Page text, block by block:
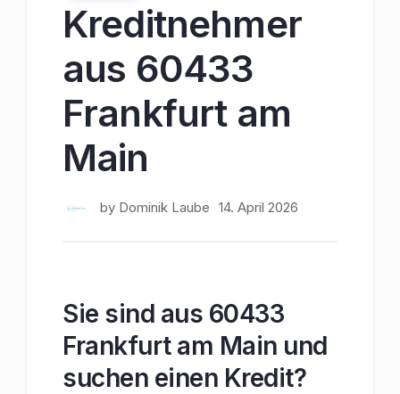
Kreditnehmer
aus 60433
Frankfurt am
Main
by Dominik Laube 14. April 2026
Sie sind aus 60433
Frankfurt am Main und
suchen einen Kredit?